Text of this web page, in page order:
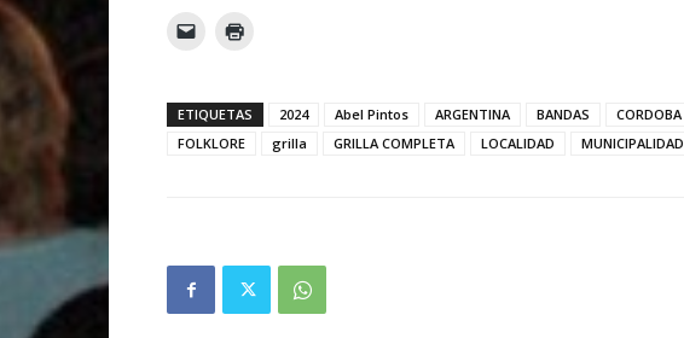
ETIQUETAS 2024 Abel Pintos ARGENTINA BANDAS CORDOBA
FOLKLORE
grilla GRILLA COMPLETA LOCALIDAD MUNICIPALIDAD